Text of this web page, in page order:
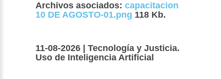
Archivos asociados: capacitacion
10 DE AGOSTO-01.png 118 Kb.
11-08-2026 | Tecnología y Justicia.
Uso de Inteligencia Artificial